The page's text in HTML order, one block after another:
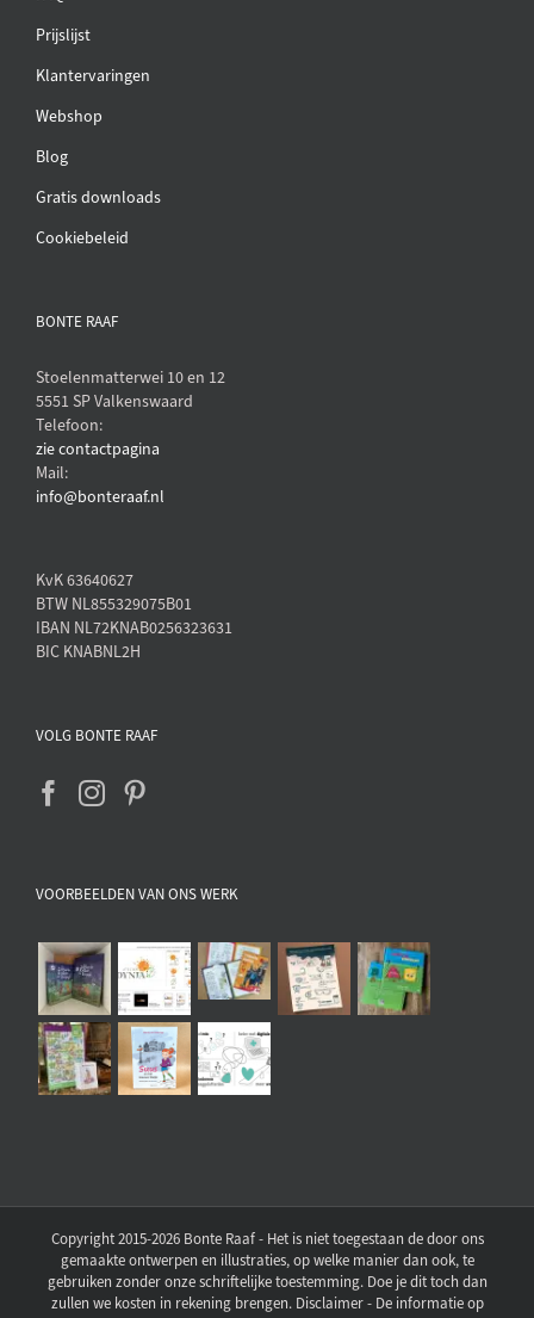
Prijslijst
Klantervaringen
Webshop
Blog
Gratis downloads
Cookiebeleid
BONTE RAAF
Stoelenmatterwei 10 en 12
5551 SP Valkenswaard
Telefoon:
zie contactpagina
Mail:
info@bonteraaf.nl
KvK 63640627
BTW NL855329075B01
IBAN NL72KNAB0256323631
BIC KNABNL2H
VOLG BONTE RAAF
VOORBEELDEN VAN ONS WERK
Copyright 2015-2026 Bonte Raaf - Het is niet toegestaan de door ons
gemaakte ontwerpen en illustraties, op welke manier dan ook, te
gebruiken zonder onze schriftelijke toestemming. Doe je dit toch dan
zullen we kosten in rekening brengen. Disclaimer - De informatie op